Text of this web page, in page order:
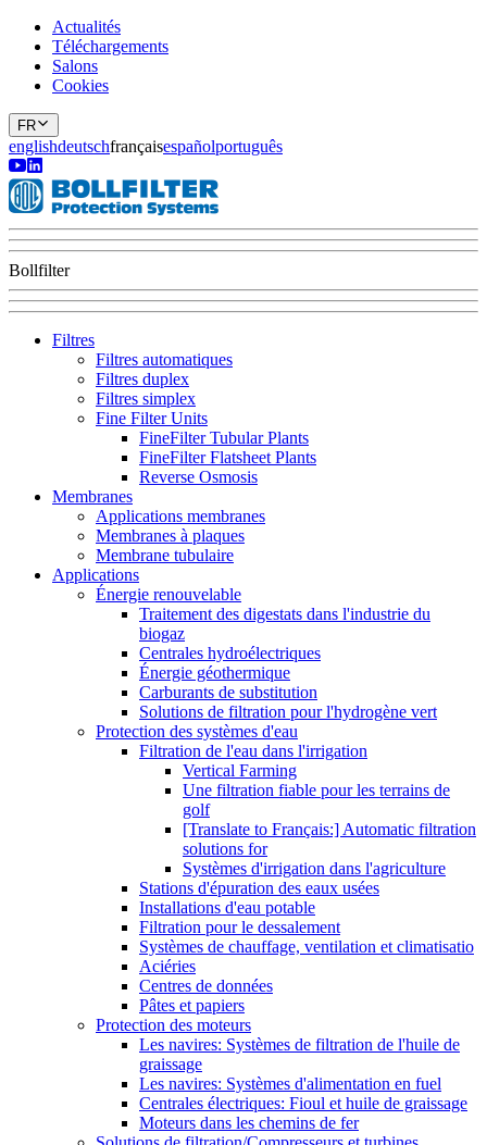
Actualités
Téléchargements
Salons
Cookies
FR
englishdeutschfrançaisespañolportuguês
Bollfilter
Filtres
Filtres automatiques
Filtres duplex
Filtres simplex
Fine Filter Units
FineFilter Tubular Plants
FineFilter Flatsheet Plants
Reverse Osmosis
Membranes
Applications membranes
Membranes à plaques
Membrane tubulaire
Applications
Énergie renouvelable
Traitement des digestats dans l'industrie du
biogaz
Centrales hydroélectriques
Énergie géothermique
Carburants de substitution
Solutions de filtration pour l'hydrogène vert
Protection des systèmes d'eau
Filtration de l'eau dans l'irrigation
Vertical Farming
Une filtration fiable pour les terrains de
golf
[Translate to Français:] Automatic filtration
solutions for
Systèmes d'irrigation dans l'agriculture
Stations d'épuration des eaux usées
Installations d'eau potable
Filtration pour le dessalement
Systèmes de chauffage, ventilation et climatisatio
Aciéries
Centres de données
Pâtes et papiers
Protection des moteurs
Les navires: Systèmes de filtration de l'huile de
graissage
Les navires: Systèmes d'alimentation en fuel
Centrales électriques: Fioul et huile de graissage
Moteurs dans les chemins de fer